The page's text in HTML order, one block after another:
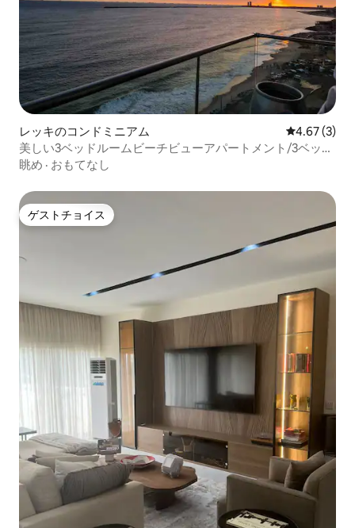
レッキのコンドミニアム レビュー3
4.67 (3)
美しい3ベッドルームビーチビューアパートメント/3ベッド
ルーム
眺め · おもてなし
ゲストチョイス
ゲストチョイス